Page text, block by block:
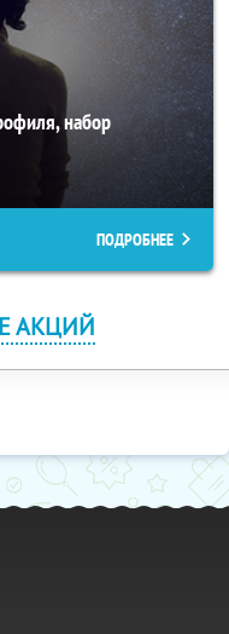
набор
ПОДРОБНЕЕ
АКЦИЙ